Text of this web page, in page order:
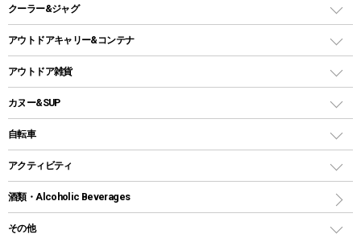
自立式タープ
パラソル
テントアクセサリー
ペグ
グランドシート
ガイドロープ
ツール
ヘッドライト
キャンドル
ガストーチ、ライター
卓上タイプグリル
パーティータイプグリル
鉄板、アミ
焚き火台&ストーブ
火起こし
バーベキューツール
ホットサンドメーカー
クッカーセット
シェラカップ
クッキングツール
ナイフ
ステンレスボトル
コップ付きタイプ
ワンタッチタイプ
プラスチックボトル
ディズニーボトル
クーラー&ジャグ
クーラーボックス
クーラーバッグ
ウォータージャグ
保冷剤
アウトドアキャリー&コンテナ
アウトドアキャリー
アウトドア雑貨
バックパック&バッグ
リュック、バックパック
トートバッグ、サコッシュ
ショッピングキャリー
カヌー&SUP
インフレータブル
カヤック
自転車
折りたたみ自転車
スポーツサイクル
シティサイクル
アクティビティ
マリン
酒類・Alcoholic Beverages
その他